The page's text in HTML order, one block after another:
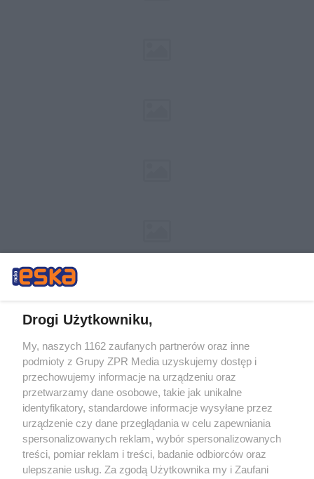
Żaden utwór zamieszczony w serwisie nie może być powielany i
rozpowszechniany lub dalej rozpowszechniany w jakikolwiek sposób (w
tym także elektroniczny lub mechaniczny) na jakimkolwiek polu
eksploatacji w jakiejkolwiek formie, włącznie z umieszczaniem w Internecie
bez pisemnej zgody właściciela praw. Jakiekolwiek użycie lub
wykorzystanie utworów w całości lub w części z naruszeniem prawa, tzn.
bez właściwej zgody, jest zabronione pod groźbą kary i może być ścigane
prawnie.
Drogi Użytkowniku,
My, naszych 1162 zaufanych partnerów oraz inne
podmioty z Grupy ZPR Media uzyskujemy dostęp i
przechowujemy informacje na urządzeniu oraz
przetwarzamy dane osobowe, takie jak unikalne
identyfikatory, standardowe informacje wysyłane przez
urządzenie czy dane przeglądania w celu zapewniania
spersonalizowanych reklam, wybór spersonalizowanych
treści, pomiar reklam i treści, badanie odbiorców oraz
ulepszanie usług. Za zgodą Użytkownika my i Zaufani